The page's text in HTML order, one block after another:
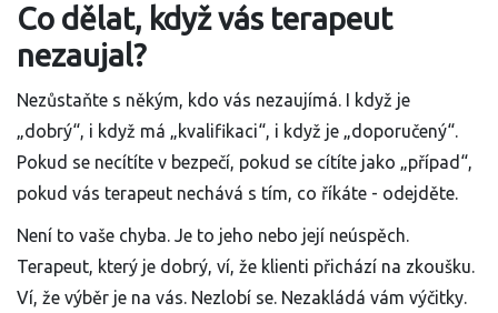
Co dělat, když vás terapeut
nezaujal?
Nezůstaňte s někým, kdo vás nezaujímá. I když je
„dobrý“, i když má „kvalifikaci“, i když je „doporučený“.
Pokud se necítíte v bezpečí, pokud se cítíte jako „případ“,
pokud vás terapeut nechává s tím, co říkáte - odejděte.
Není to vaše chyba. Je to jeho nebo její neúspěch.
Terapeut, který je dobrý, ví, že klienti přichází na zkoušku.
Ví, že výběr je na vás. Nezlobí se. Nezakládá vám výčitky.